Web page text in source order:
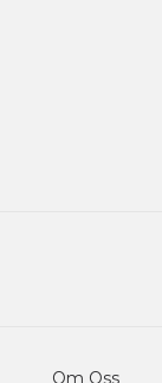
Om Oss